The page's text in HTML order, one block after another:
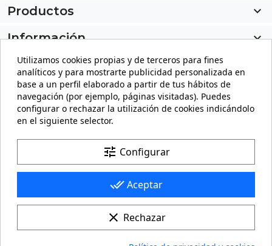
Productos

Información

Mi cuenta
Información de la tienda
Facebook
Utilizamos cookies propias y de terceros para fines
analíticos y para mostrarte publicidad personalizada en
base a un perfil elaborado a partir de tus hábitos de
navegación (por ejemplo, páginas visitadas). Puedes
configurar o rechazar la utilización de cookies indicándolo
en el siguiente selector.
tune Configurar
done_all Aceptar
clear Rechazar